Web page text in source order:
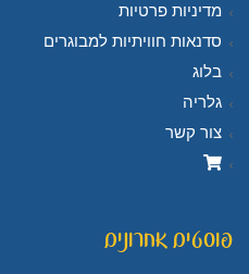
מדיניות פרטיות
סדנאות חוויתיות למבוגרים
בלוג
גלריה
צור קשר
פוסטים אחרונים